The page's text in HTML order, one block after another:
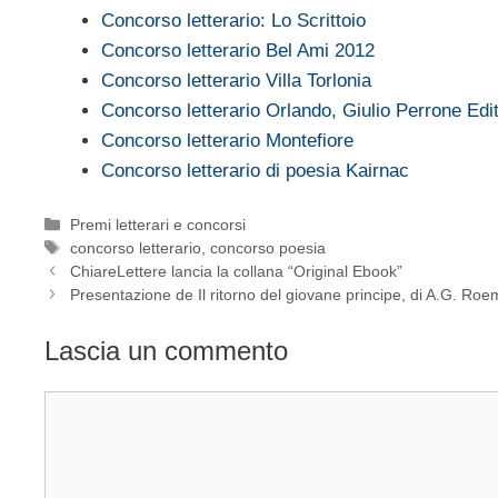
Concorso letterario: Lo Scrittoio
Concorso letterario Bel Ami 2012
Concorso letterario Villa Torlonia
Concorso letterario Orlando, Giulio Perrone
Concorso letterario Montefiore
Concorso letterario di poesia Kairnac
Categorie
Premi letterari e concorsi
Tag
concorso letterario ,concorso poesia
ChiareLettere lancia la collana “Original Ebook”
Presentazione de Il ritorno del giovane principe, di A.G.
Lascia un commento